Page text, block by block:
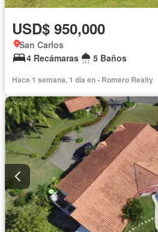
USD$ 950,000
San Carlos
4 Recámaras
5 Baños
Hace 1 semana, 1 día en - Romero Realty